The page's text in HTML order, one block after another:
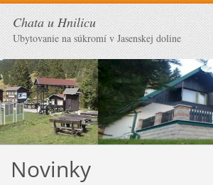
Chata u Hnilicu
Ubytovanie na súkromí v Jasenskej doline
Novinky